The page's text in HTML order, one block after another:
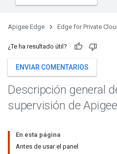
Apigee Edge Edge for Private
¿Te ha resultado útil?
ENVIAR COMENTARIOS
Descripción general
supervisión de
En esta página
Antes de usar el panel